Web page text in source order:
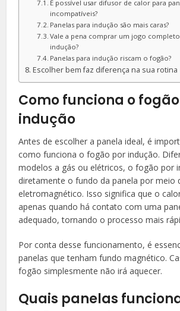
É possível usar difusor de calor para
incompatíveis?
Panelas para indução são mais caras?
Vale a pena comprar um jogo completo
indução?
Panelas para indução riscam o fogão?
Escolher bem faz diferença na sua rotina
Como funciona o
indução
Antes de escolher a panela ideal, é
como funciona o fogão por indução.
modelos a gás ou elétricos, o fogão por
diretamente o fundo da panela por meio
eletromagnético. Isso significa que o
apenas quando há contato com uma
adequado, tornando o processo mais
Por conta desse funcionamento, é
panelas que tenham fundo magnético.
fogão simplesmente não irá aquecer.
Quais panelas